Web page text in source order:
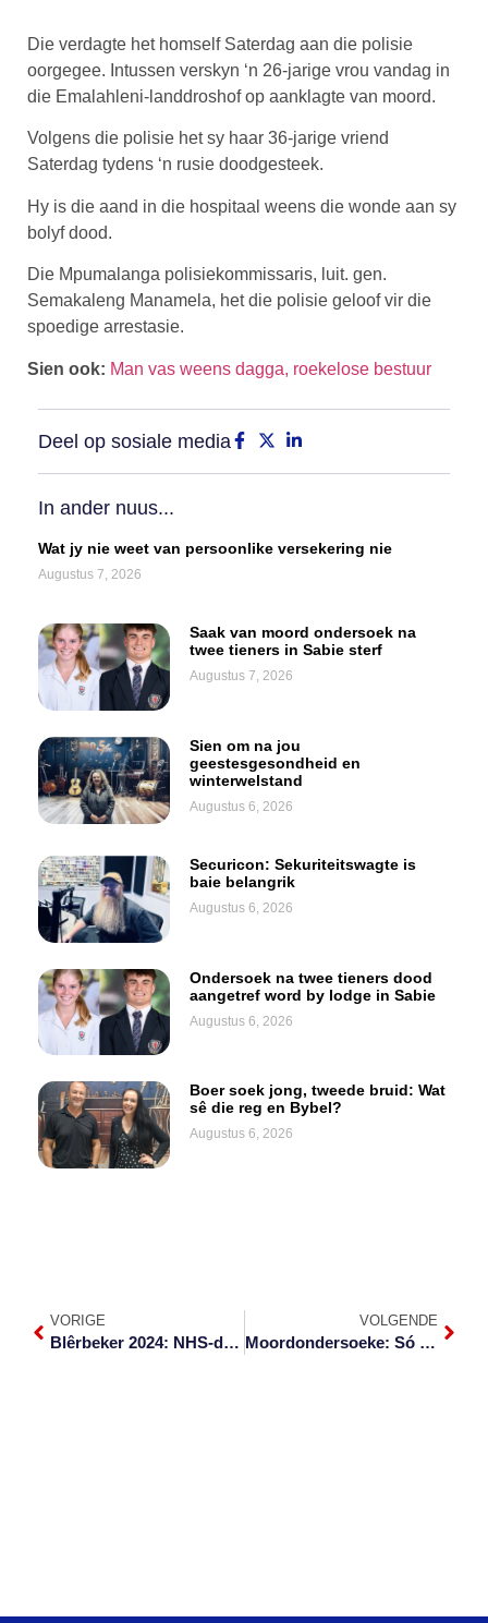
Die verdagte het homself Saterdag aan die polisie
oorgegee. Intussen verskyn ‘n 26-jarige vrou vandag in
die Emalahleni-landdroshof op aanklagte van moord.
Volgens die polisie het sy haar 36-jarige vriend
Saterdag tydens ‘n rusie doodgesteek.
Hy is die aand in die hospitaal weens die wonde aan sy
bolyf dood.
Die Mpumalanga polisiekommissaris, luit. gen.
Semakaleng Manamela, het die polisie geloof vir die
spoedige arrestasie.
Sien ook: Man vas weens dagga, roekelose bestuur
Deel op sosiale media
In ander nuus...
Wat jy nie weet van persoonlike versekering nie
Augustus 7, 2026
Saak van moord ondersoek na
twee tieners in Sabie sterf
Augustus 7, 2026
Sien om na jou
geestesgesondheid en
winterwelstand
Augustus 6, 2026
Securicon: Sekuriteitswagte is
baie belangrik
Augustus 6, 2026
Ondersoek na twee tieners dood
aangetref word by lodge in Sabie
Augustus 6, 2026
Boer soek jong, tweede bruid: Wat
sê die reg en Bybel?
Augustus 6, 2026
VORIGE
Blêrbeker 2024: NHS-dirigente
VOLGENDE
Moordondersoeke: Só werk dit